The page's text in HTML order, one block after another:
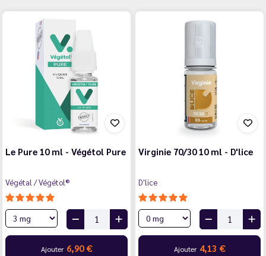
Le Pure 10 ml - Végétol Pure
Végétal / Végétol®
Ajouter 6,90 €
Virginie 70/30 10 ml - D'lice
D'lice
Ajouter 4,13 €